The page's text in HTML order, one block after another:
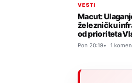
VESTI
Macut:
železničku
od prioriteta
Pon 20:19 1